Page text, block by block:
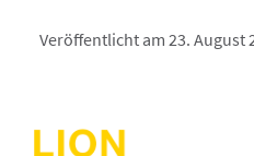
Veröffentlicht am 23. August